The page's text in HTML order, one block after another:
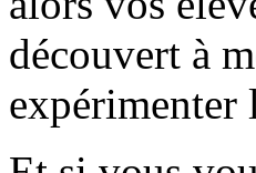
découvert à
expérimenter